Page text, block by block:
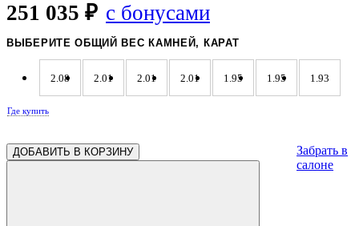
251 035 ₽ с бонусами
ВЫБЕРИТЕ ОБЩИЙ ВЕС КАМНЕЙ, КАРАТ
2.08 2.01 2.01 2.01 1.95 1.95 1.93
Где купить
ДОБАВИТЬ В КОРЗИНУ
Забрать в
салоне